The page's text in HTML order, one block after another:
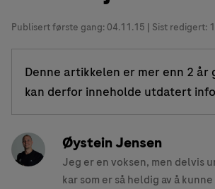
Publisert første gang: 04.11.15 | Sist redigert:
Denne artikkelen er mer enn 2 år
kan derfor inneholde utdatert
Øystein Jensen
Jeg er en voksen, men delvis
kar som er så heldig av å